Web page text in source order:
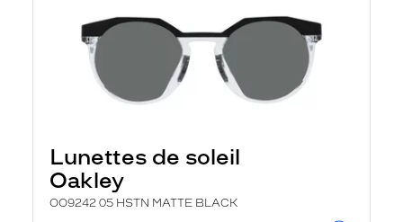
Lunettes de soleil
Oakley
OO9242 05 HSTN MATTE BLACK